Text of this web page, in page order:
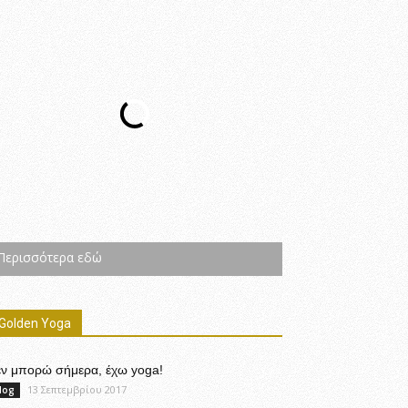
εδώ
Yoga
μπορώ σήμερα, έχω yoga!
13 Σεπτεμβρίου 2017